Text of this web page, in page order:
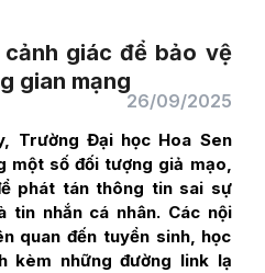
cảnh giác để bảo vệ
gian mạng
26/09/2025
Trường Đại học Hoa Sen
một số đối tượng giả mạo,
phát tán thông tin sai sự
tin nhắn cá nhân. Các nội
quan đến tuyển sinh, học
kèm những đường link lạ